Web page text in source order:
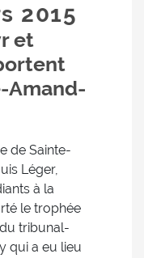
2015
et
Amand-
de Sainte-
Léger,
à la
le trophée
tribunal-
qui a eu lieu